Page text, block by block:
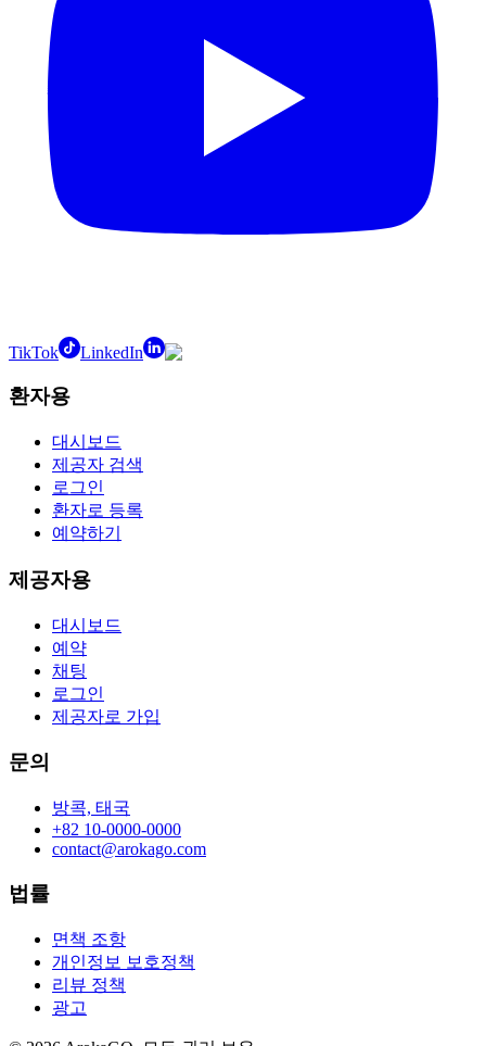
TikTok LinkedIn
환자용
대시보드
제공자 검색
로그인
환자로 등록
예약하기
제공자용
대시보드
예약
채팅
로그인
제공자로 가입
문의
방콕, 태국
+82 10-0000-0000
contact@arokago.com
법률
면책 조항
개인정보 보호정책
리뷰 정책
광고